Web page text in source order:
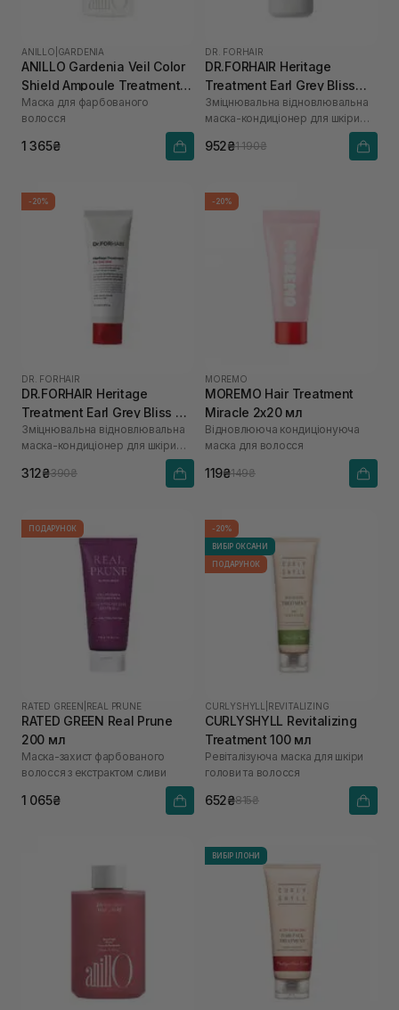
ANILLO GARDENIA
ANILLO Gardenia Veil Color
Shield Ampoule Treatment
для збереження кольору
та блиску 200 мл
Маска для фарбованого
волосся
1 365₴
DR. FORHAIR
DR.FORHAIR Heritage
Treatment Earl Grey Bliss
500 мл
Зміцнювальна відновлювальна
маска-кондиціонер для шкіри
952₴1 190₴
-20%
DR. FORHAIR
DR.FORHAIR Heritage
Treatment Earl Grey Bliss 70
мл
Зміцнювальна відновлювальна
маска-кондиціонер для шкіри
312₴390₴
-20%
MOREMO
MOREMO Hair Treatment
Miracle 2х20 мл
Відновлююча кондиціонуюча
маска для волосся
119₴149₴
ПОДАРУНОК
RATED GREEN REAL PRUNE
RATED GREEN Real Prune
200 мл
Маска-захист фарбованого
волосся з екстрактом сливи
1 065₴
-20%
ВИБІР ОКСАНИ
ПОДАРУНОК
CURLYSHYLL REVITALIZING
CURLYSHYLL Revitalizing
Treatment 100 мл
Ревіталізуюча маска для шкіри
голови та волосся
652₴815₴
ВИБІР ІЛОНИ